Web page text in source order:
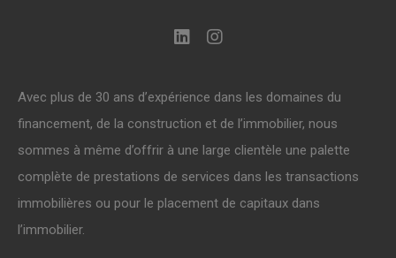
Avec plus de 30 ans d’expérience dans les domaines du
financement, de la construction et de l’immobilier, nous
sommes à même d’offrir à une large clientèle une palette
complète de prestations de services dans les transactions
immobilières ou pour le placement de capitaux dans
l’immobilier.